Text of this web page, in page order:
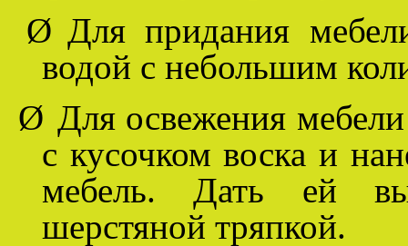
Ø Для придания
водой с небольшим
Ø Для освежения
с кусочком воска и
мебель. Дать ей
шерстяной тряпкой.